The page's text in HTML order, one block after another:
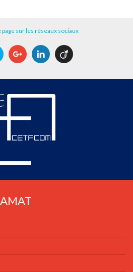
sur les réseaux sociaux
Twitter Google+LinkedIn